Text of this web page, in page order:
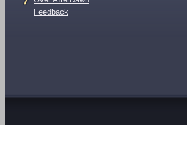
Feedback